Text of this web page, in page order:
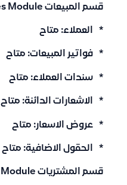
قسم المبيعات Sales Module
* العملاء: متاح
* فواتير المبيعات: متاح
* سندات العملاء: متاح
* الاشعارات الدائنة: متاح
* عروض الاسعار: متاح
* الحقول الاضافية: متاح
قسم المشتريات Purchases Module